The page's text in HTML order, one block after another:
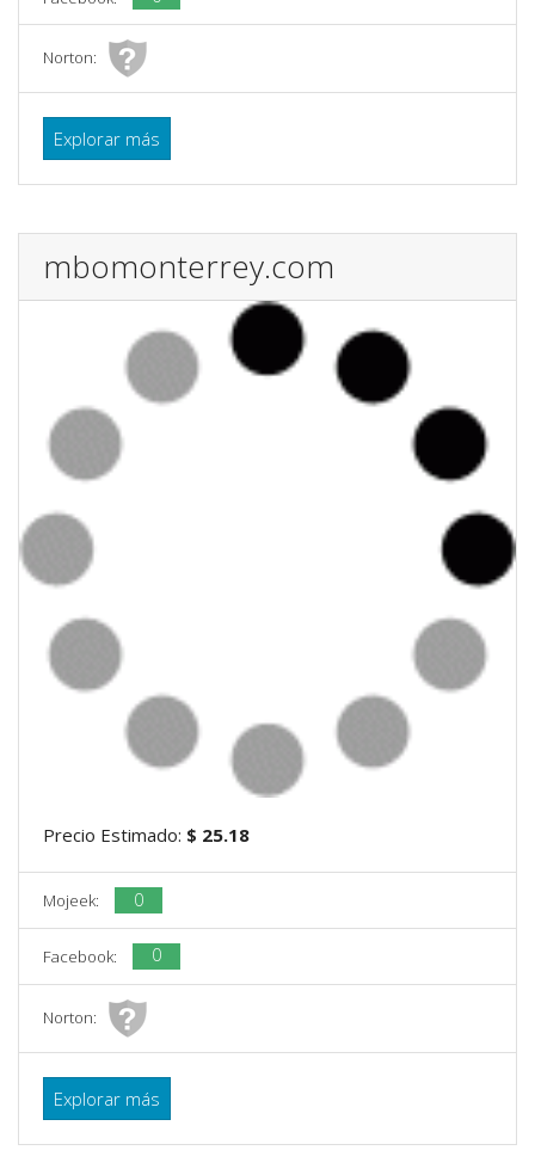
Norton:
Explorar más
mbomonterrey.com
Precio Estimado: $ 25.18
Mojeek: 0
Facebook: 0
Norton:
Explorar más